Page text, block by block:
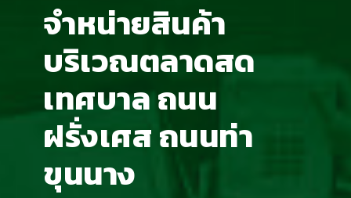
จำหน่ายสินค้า
บริเวณตลาดสด
เทศบาล ถนน
ฝรั่งเศส ถนนท่า
ขุนนาง